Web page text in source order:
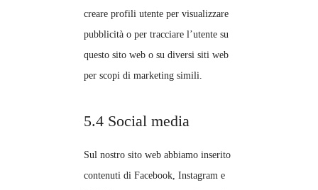
creare profili utente per visualizzare
pubblicità o per tracciare l’utente su
questo sito web o su diversi siti web
per scopi di marketing simili.
5.4 Social media
Sul nostro sito web abbiamo inserito
contenuti di Facebook, Instagram e